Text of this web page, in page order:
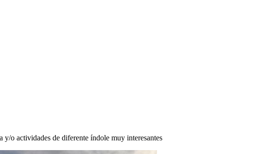
o actividades de diferente índole muy interesantes